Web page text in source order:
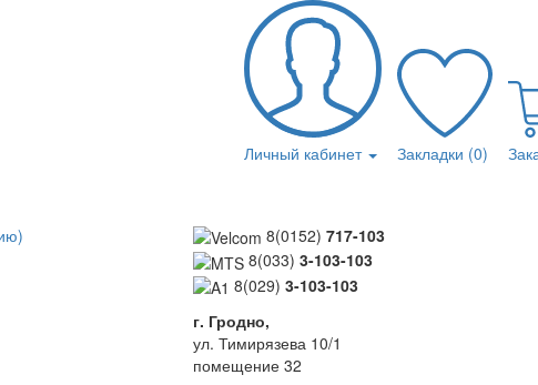
Личный кабинет Закладки (0)
8(0152) 717-103
8(033) 3-103-103
8(029) 3-103-103
г. Гродно,
ул. Тимирязева 10/1
помещение 32